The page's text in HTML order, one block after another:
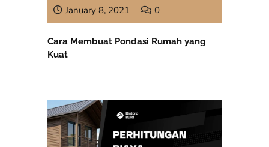
January 8, 2021 0
Cara Membuat Pondasi Rumah yang
Kuat